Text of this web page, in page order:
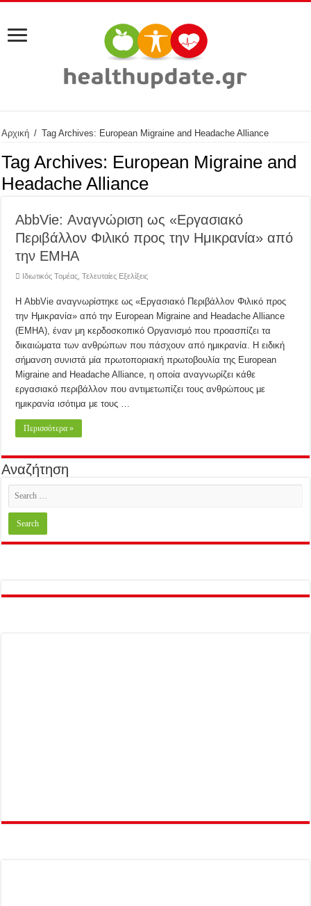
Αρχική / Tag Archives: European Migraine and Headache Alliance
Tag Archives: European Migraine and
Headache Alliance
AbbVie: Αναγνώριση ως «Εργασιακό
Περιβάλλον Φιλικό προς την Ημικρανία» από
την EMHA
Ιδιωτικός Τομέας ,Τελευταίες Εξελίξεις
Η AbbVie αναγνωρίστηκε ως «Εργασιακό Περιβάλλον Φιλικό προς
την Ημικρανία» από την European Migraine and Headache Alliance
(EMHA), έναν μη κερδοσκοπικό Οργανισμό που προασπίζει τα
δικαιώματα των ανθρώπων που πάσχουν από ημικρανία. Η ειδική
σήμανση συνιστά μία πρωτοποριακή πρωτοβουλία της European
Migraine and Headache Alliance, η οποία αναγνωρίζει κάθε
εργασιακό περιβάλλον που αντιμετωπίζει τους ανθρώπους με
ημικρανία ισότιμα με τους …
Περισσότερα »
Αναζήτηση